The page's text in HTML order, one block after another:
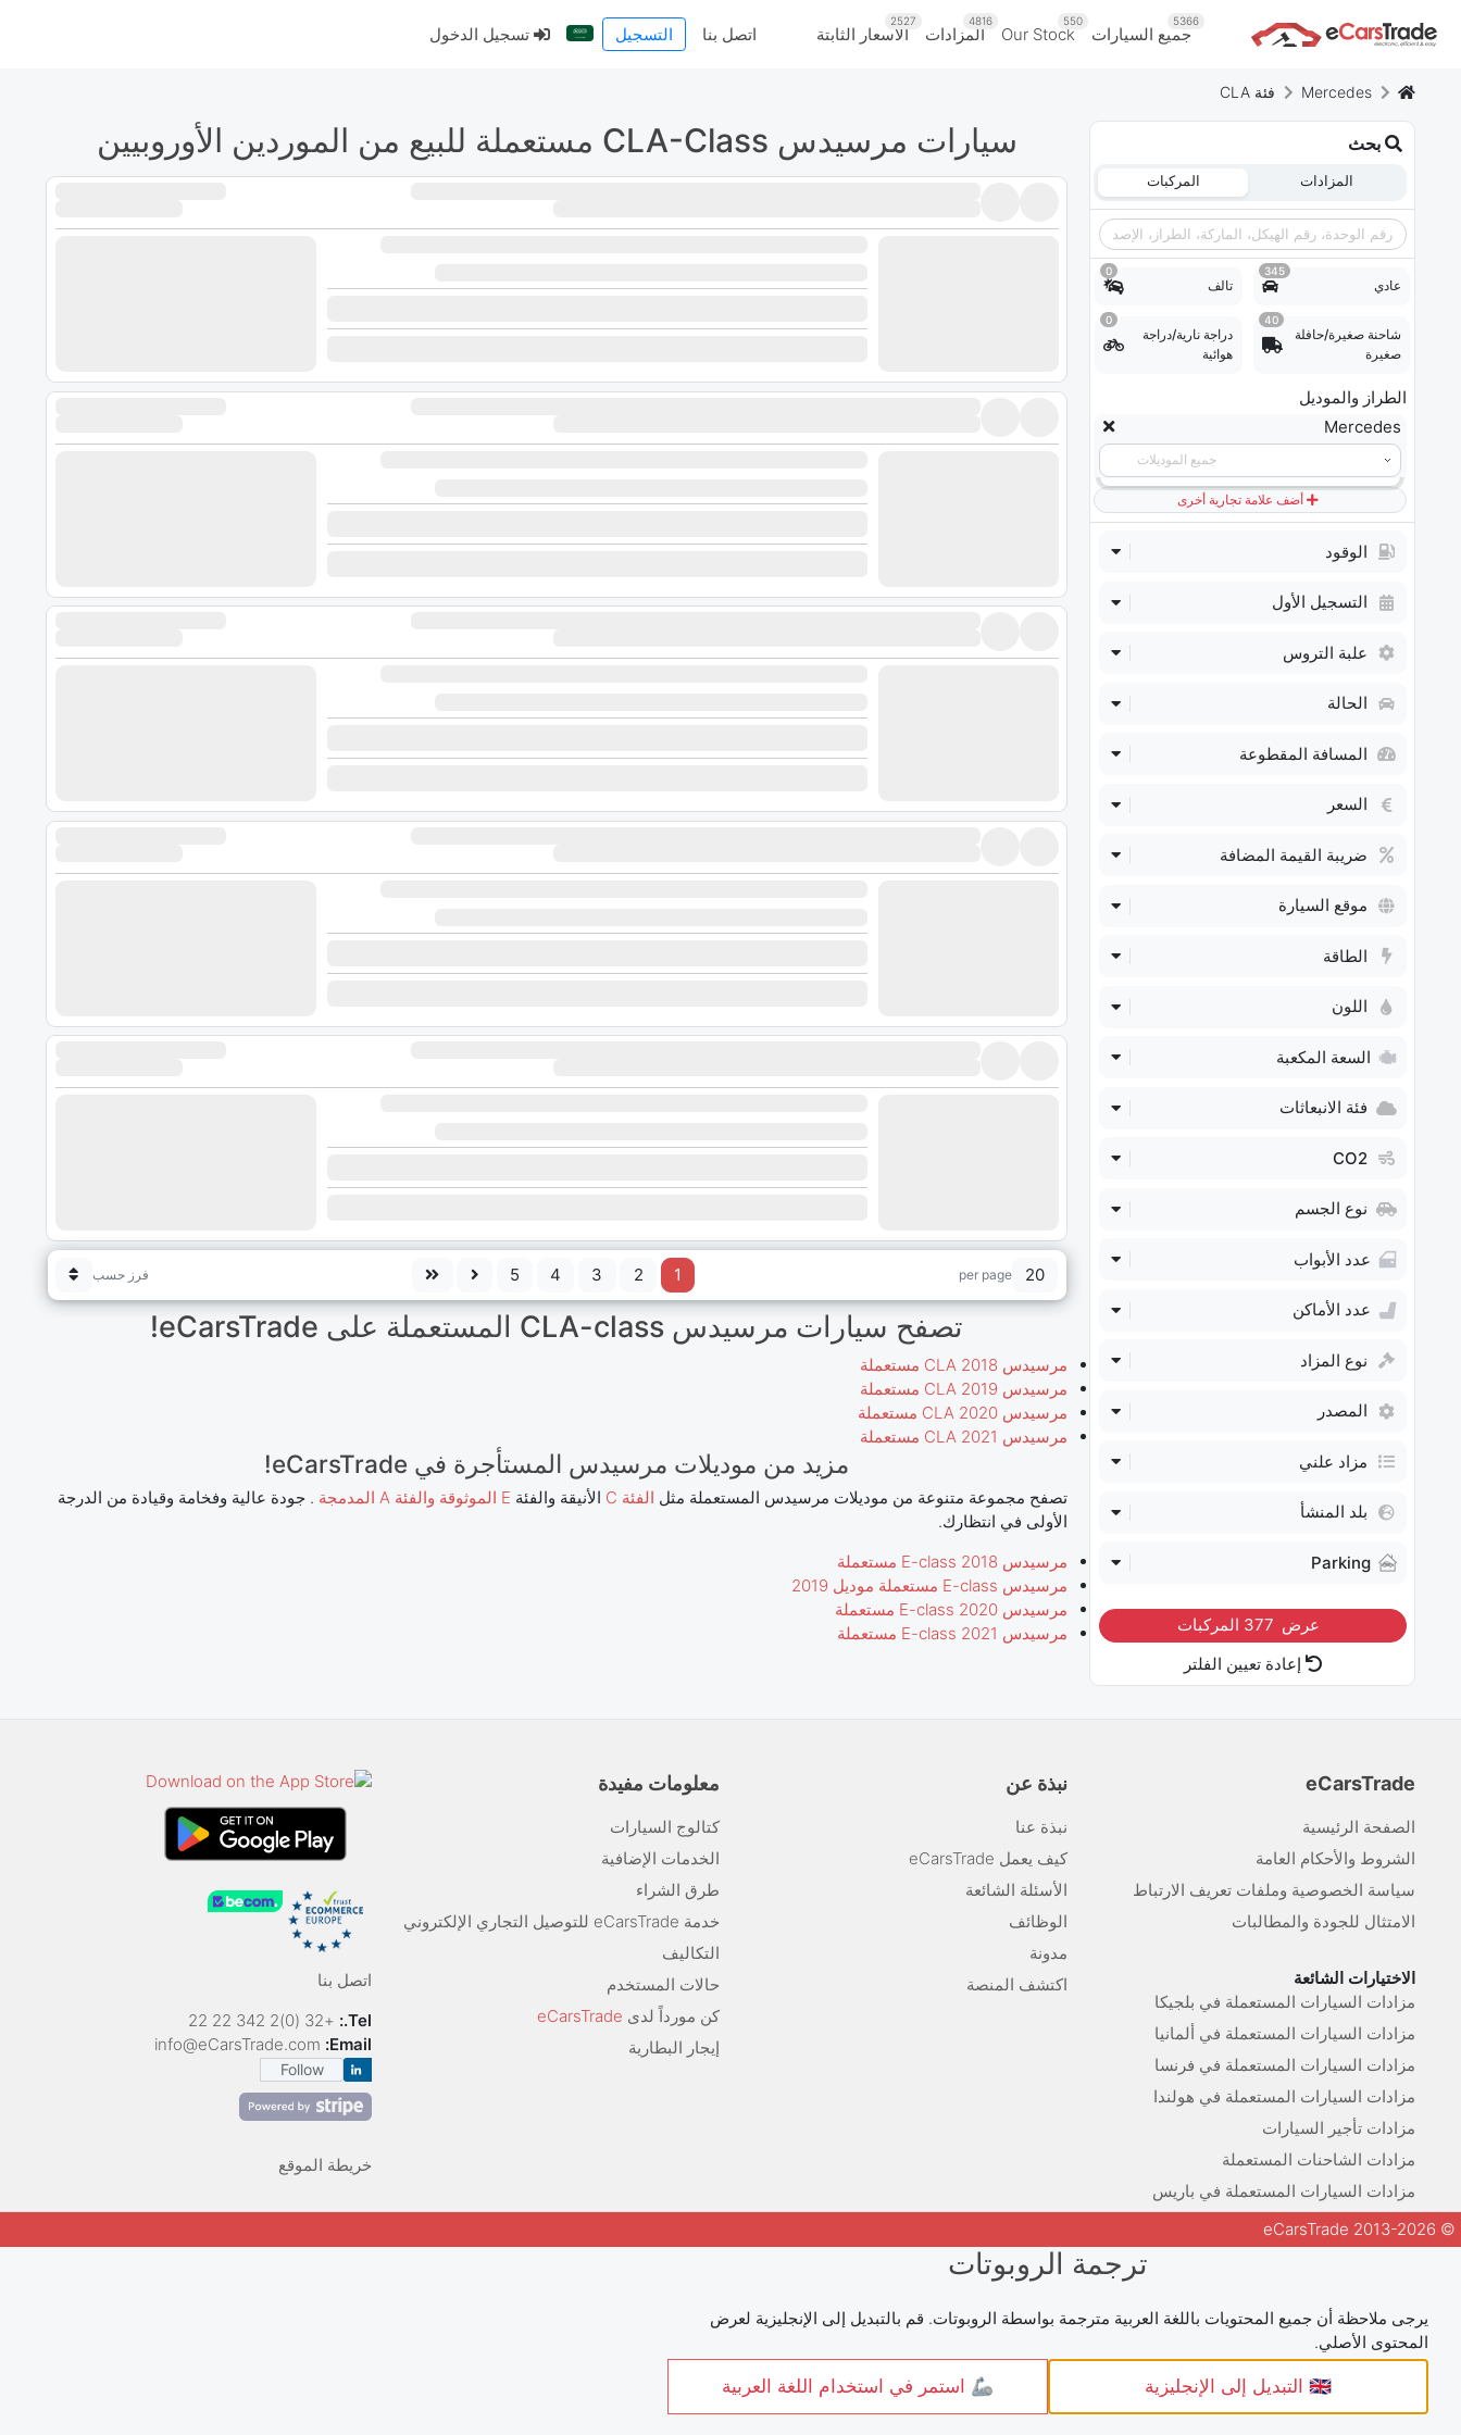
جميع السيارات
5366
Our Stock
550
المزادات
4816
الأسعار الثابتة
2527
اتصل بنا التسجيل
Mercedes فئة CLA
بحث
المزادات المركبات
عادي
345
تالف
0
شاحنة صغيرة/حافلة
صغيرة
40
دراجة نارية/دراجة
هوائية
0
الطراز والموديل
Mercedes
الوقود
التسجيل الأول
علبة التروس
الحالة
المسافة المقطوعة
السعر
ضريبة القيمة المضافة
موقع السيارة
الطاقة
اللون
السعة المكعبة
فئة الانبعاثات
CO2
نوع الجسم
عدد الأبواب
عدد الأماكن
نوع المزاد
المصدر
مزاد علني
بلد المنشأ
Parking
عرض 377 المركبات
سيارات مرسيدس CLA-Class مستعملة للبيع من الموردين الأوروبيين
20
per page
1
2
3
4
5 فرز حسب
تصفح سيارات مرسيدس CLA-class المستعملة على eCarsTrade!
مرسيدس CLA 2018 مستعملة
مرسيدس CLA 2019 مستعملة
مرسيدس CLA 2020 مستعملة
مرسيدس CLA 2021 مستعملة
مزيد من موديلات مرسيدس المستأجرة في eCarsTrade!
تصفح مجموعة متنوعة من موديلات مرسيدس المستعملة مثل الفئة C الأنيقة والفئة E الموثوقة والفئة A المدمجة
. جودة عالية وفخامة وقيادة من الدرجة
الأولى في انتظارك.
مرسيدس E-class 2018 مستعملة
مرسيدس E-class مستعملة موديل 2019
مرسيدس E-class 2020 مستعملة
مرسيدس E-class 2021 مستعملة
eCarsTrade
الصفحة الرئيسية
الشروط والأحكام العامة
سياسة الخصوصية وملفات تعريف الارتباط
الامتثال للجودة والمطالبات
الاختيارات الشائعة
مزادات السيارات المستعملة في بلجيكا
مزادات السيارات المستعملة في ألمانيا
مزادات السيارات المستعملة في فرنسا
مزادات السيارات المستعملة في هولندا
مزادات تأجير السيارات
مزادات الشاحنات المستعملة
مزادات السيارات المستعملة في باريس
نبذة عن
نبذة عنا
كيف يعمل eCarsTrade
الأسئلة الشائعة
الوظائف
مدونة
اكتشف المنصة
معلومات مفيدة
كتالوج السيارات
الخدمات الإضافية
طرق الشراء
خدمة eCarsTrade للتوصيل التجاري الإلكتروني
التكاليف
حالات المستخدم
كن مورداً لدى eCarsTrade
إيجار البطارية
اتصل بنا
Tel.:
+32 (0)2 342 22 22
Email:
info@eCarsTrade.com
Follow
خريطة الموقع
© 2013-2026 eCarsTrade
ترجمة الروبوتات
يرجى ملاحظة أن جميع المحتويات باللغة العربية مترجمة بواسطة الروبوتات. قم بالتبديل إلى الإنجليزية لعرض
المحتوى الأصلي.
🇬🇧 التبديل إلى الإنجليزية 🦾 استمر في استخدام اللغة العربية